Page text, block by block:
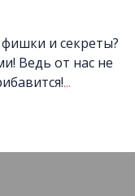
и секреты?
Ведь от нас не
...